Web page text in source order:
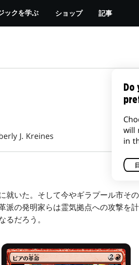
ックを学ぶ ショップ 記事
J. Kreines
いた。そして今やギラプール市そ
派の発明家らは霊気拠点への攻撃を
だろう。
Do
will
in